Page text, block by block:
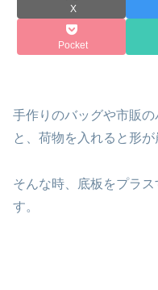
X
Pocket
手作りのバッグや市販
と、荷物を入れると形
そんな時、底板をプラ
す。